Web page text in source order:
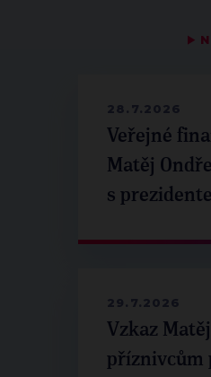
▶
28.7.2026
Veřejné
Matěj
s
29.7.2026
Vzkaz
příznivcům